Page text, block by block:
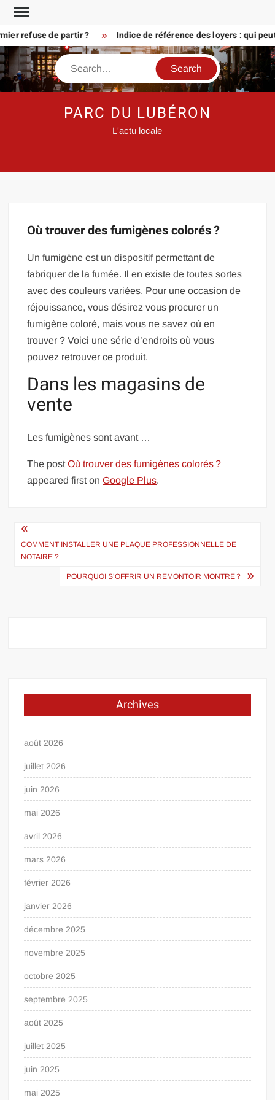
Skip
contentrefuse de partir ? Indice de référence des loyers : qui
Search
PARC DU LUBÉRON
L'actu locale
Où trouver des fumigènes colorés ?
Un fumigène est un dispositif permettant de
fabriquer de la fumée. Il en existe de toutes sortes
avec des couleurs variées. Pour une occasion de
réjouissance, vous désirez vous procurer un
fumigène coloré, mais vous ne savez où en
trouver ? Voici une série d’endroits où vous
pouvez retrouver ce produit.
Dans les magasins de
vente
Les fumigènes sont avant …
The postOù trouver des fumigènes colorés ?
appeared first onGoogle Plus.
Navigation
de
l’article
COMMENT INSTALLER UNE PLAQUE PROFESSIONNELLE DE
NOTAIRE ?
POURQUOI S’OFFRIR UN REMONTOIR MONTRE ?
Archives
août 2026
juillet 2026
juin 2026
mai 2026
avril 2026
mars 2026
février 2026
janvier 2026
décembre 2025
novembre 2025
octobre 2025
septembre 2025
août 2025
juillet 2025
juin 2025
mai 2025